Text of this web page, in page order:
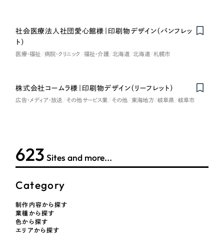
すべて （624件）
ECサイト（オンラインショップ）
LP（ランディングページ）
キャンペーン・プロモーションサイト
ブランディング（ロゴ・印刷物）
金融・保険業
物流・運送
NPO・一般社団法人
人材サービス
623 Sites and more...
Category
制作内容から探す
業種から探す
色から探す
エリアから探す
社会医療法人社団愛心館様｜印刷物デザイン（パンフレッ
ト）
医療・福祉 病院・クリニック 福祉・介護 北海道 北海道 札幌市
株式会社コームラ様｜印刷物デザイン（リーフレット）
広告・メディア・放送 その他サービス業 その他 東海地方 岐阜県 岐阜市